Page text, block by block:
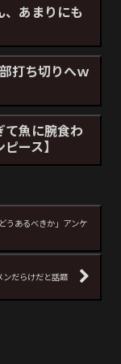
、あまりにも
打ち切りへｗ
て魚に腕食わ
ース】
うあるべきか」アンケ
ンだらけだと話題